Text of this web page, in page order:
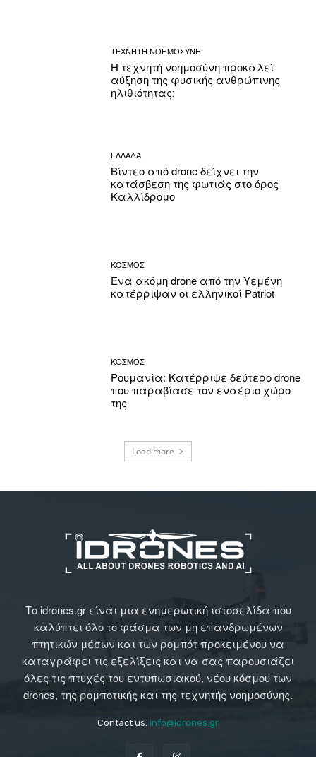
ΤΕΧΝΗΤΗ ΝΟΗΜΟΣΥΝΗ
Η τεχνητή νοημοσύνη προκαλεί
αύξηση της φυσικής ανθρώπινης
ηλιθιότητας;
ΕΛΛΑΔΑ
Βίντεο από drone δείχνει την
κατάσβεση της φωτιάς στο όρος
Καλλίδρομο
ΚΟΣΜΟΣ
Ένα ακόμη drone από την Υεμένη
κατέρριψαν οι ελληνικοί Patriot
ΚΟΣΜΟΣ
Ρουμανία: Κατέρριψε δεύτερο drone
που παραβίασε τον εναέριο χώρο
της
Load more
Το idrones.gr είναι μια ενημερωτική ιστοσελίδα που
καλύπτει όλο το φάσμα των μη επανδρωμένων
πτητικών μέσων και των ρομπότ προκειμένου να
καταγράφει τις εξελίξεις και να σας παρουσιάζει
όλες τις πτυχές του εντυπωσιακού, νέου κόσμου των
drones, της ρομποτικής και της τεχνητής νοημοσύνης.
Contact us: info@idrones.gr